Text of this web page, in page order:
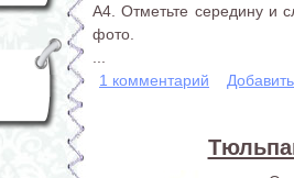
А4. Отметьте середину и
фото.
1 комментарий